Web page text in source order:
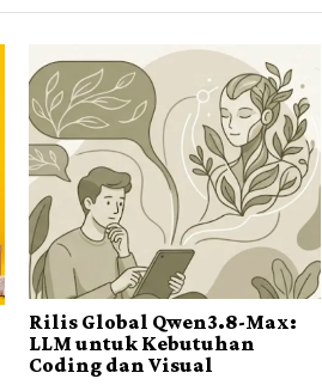
Rilis Global Qwen3.8-Max:
LLM untuk Kebutuhan
Coding dan Visual